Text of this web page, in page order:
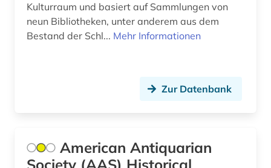
hans-jochen vogel (1)
historische karte (1)
indonesien (1)
Kulturraum und basiert auf Sammlungen von
neun Bibliotheken, unter anderem aus dem
Bestand der Schl... Mehr Informationen
Zur Datenbank
American Antiquarian
Society (AAS) Historical